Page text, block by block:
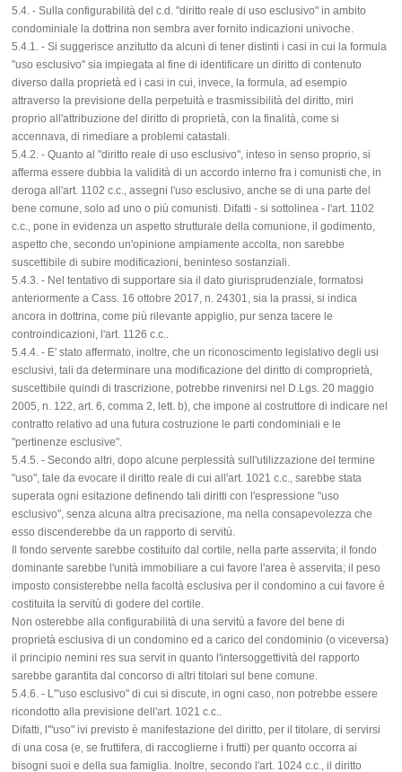
5.4. - Sulla configurabilità del c.d. "diritto reale di uso esclusivo" in ambito
condominiale la dottrina non sembra aver fornito indicazioni univoche.
5.4.1. - Si suggerisce anzitutto da alcuni di tener distinti i casi in cui la formula
"uso esclusivo" sia impiegata al fine di identificare un diritto di contenuto
diverso dalla proprietà ed i casi in cui, invece, la formula, ad esempio
attraverso la previsione della perpetuità e trasmissibilità del diritto, miri
proprio all'attribuzione del diritto di proprietà, con la finalità, come si
accennava, di rimediare a problemi catastali.
5.4.2. - Quanto al "diritto reale di uso esclusivo", inteso in senso proprio, si
afferma essere dubbia la validità di un accordo interno fra i comunisti che, in
deroga all'art. 1102 c.c., assegni l'uso esclusivo, anche se di una parte del
bene comune, solo ad uno o più comunisti. Difatti - si sottolinea - l'art. 1102
c.c., pone in evidenza un aspetto strutturale della comunione, il godimento,
aspetto che, secondo un'opinione ampiamente accolta, non sarebbe
suscettibile di subire modificazioni, beninteso sostanziali.
5.4.3. - Nel tentativo di supportare sia il dato giurisprudenziale, formatosi
anteriormente a Cass. 16 ottobre 2017, n. 24301, sia la prassi, si indica
ancora in dottrina, come più rilevante appiglio, pur senza tacere le
controindicazioni, l'art. 1126 c.c..
5.4.4. - E' stato affermato, inoltre, che un riconoscimento legislativo degli usi
esclusivi, tali da determinare una modificazione del diritto di comproprietà,
suscettibile quindi di trascrizione, potrebbe rinvenirsi nel D.Lgs. 20 maggio
2005, n. 122, art. 6, comma 2, lett. b), che impone al costruttore di indicare nel
contratto relativo ad una futura costruzione le parti condominiali e le
"pertinenze esclusive".
5.4.5. - Secondo altri, dopo alcune perplessità sull'utilizzazione del termine
"uso", tale da evocare il diritto reale di cui all'art. 1021 c.c., sarebbe stata
superata ogni esitazione definendo tali diritti con l'espressione "uso
esclusivo", senza alcuna altra precisazione, ma nella consapevolezza che
esso discenderebbe da un rapporto di servitù.
Il fondo servente sarebbe costituito dal cortile, nella parte asservita; il fondo
dominante sarebbe l'unità immobiliare a cui favore l'area è asservita; il peso
imposto consisterebbe nella facoltà esclusiva per il condomino a cui favore è
costituita la servitù di godere del cortile.
Non osterebbe alla configurabilità di una servitù a favore del bene di
proprietà esclusiva di un condomino ed a carico del condominio (o viceversa)
il principio nemini res sua servit in quanto l'intersoggettività del rapporto
sarebbe garantita dal concorso di altri titolari sul bene comune.
5.4.6. - L'"uso esclusivo" di cui si discute, in ogni caso, non potrebbe essere
ricondotto alla previsione dell'art. 1021 c.c..
Difatti, l'"uso" ivi previsto è manifestazione del diritto, per il titolare, di servirsi
di una cosa (e, se fruttifera, di raccoglierne i frutti) per quanto occorra ai
bisogni suoi e della sua famiglia. Inoltre, secondo l'art. 1024 c.c., il diritto